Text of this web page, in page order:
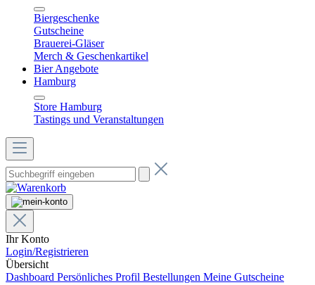
Biergeschenke
Gutscheine
Brauerei-Gläser
Merch & Geschenkartikel
Bier Angebote
Hamburg
Store Hamburg
Tastings und Veranstaltungen
Ihr Konto
Login/Registrieren
Übersicht
Dashboard Persönliches Profil Bestellungen Meine Gutscheine